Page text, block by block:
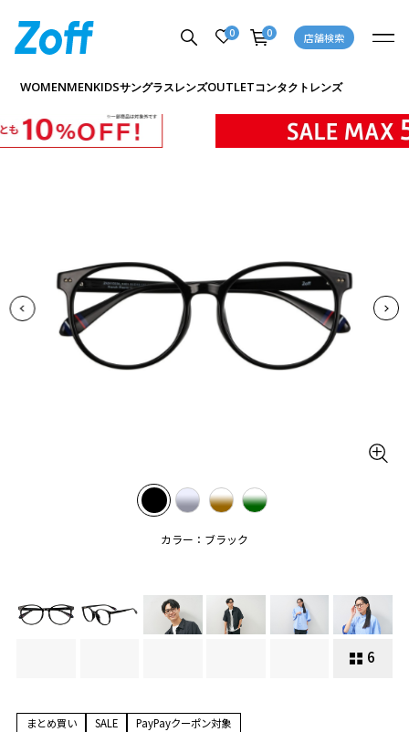
0 0 店舗検索
WOMENMENKIDSサングラスレンズOUTLETコンタクトレンズ
カラー：ブラック
6
商品詳細ページへ
まとめ買い SALE PayPayクーポン対象